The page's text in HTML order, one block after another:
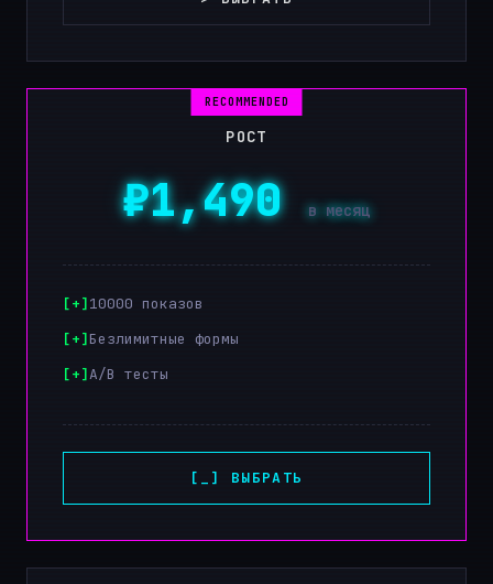
РОСТ
₽1,490в месяц
10000 показов
Безлимитные формы
A/B тесты
[_] ВЫБРАТЬ